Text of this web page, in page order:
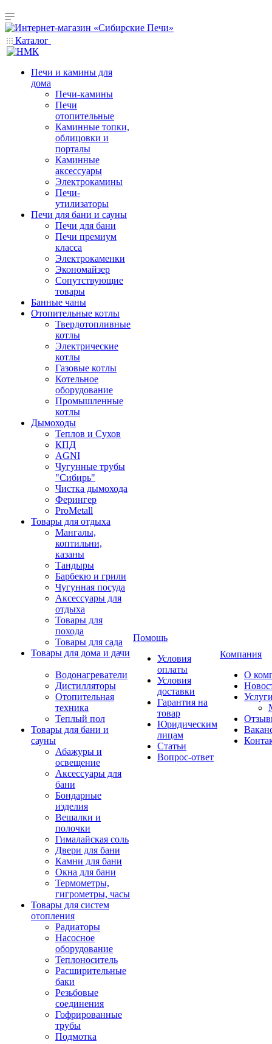
Каталог
Печи и камины для
дома
Печи-камины
Печи
отопительные
Каминные топки,
облицовки и
порталы
Каминные
аксессуары
Электрокамины
Печи-
утилизаторы
Печи для бани и сауны
Печи для бани
Печи премиум
класса
Электрокаменки
Экономайзер
Сопутствующие
товары
Банные чаны
Отопительные котлы
Твердотопливные
котлы
Электрические
котлы
Газовые котлы
Котельное
оборудование
Промышленные
котлы
Дымоходы
Теплов и Сухов
КПД
AGNI
Чугунные трубы
"Сибирь"
Чистка дымохода
Ферингер
ProMetall
Товары для отдыха
Мангалы,
коптильни,
казаны
Тандыры
Барбекю и грили
Чугунная посуда
Аксессуары для
отдыха
Товары для
похода
Товары для сада
Товары для дома и дачи
Водонагреватели
Дистилляторы
Отопительная
техника
Теплый пол
Товары для бани и
сауны
Абажуры и
освещение
Аксессуары для
бани
Бондарные
изделия
Вешалки и
полочки
Гималайская соль
Двери для бани
Камни для бани
Окна для бани
Термометры,
гигрометры, часы
Товары для систем
отопления
Радиаторы
Насосное
оборудование
Теплоноситель
Расширительные
баки
Резьбовые
соединения
Гофрированные
трубы
Подмотка
Помощь
Условия
оплаты
Условия
доставки
Гарантия на
товар
Юридическим
лицам
Статьи
Вопрос-ответ
Компания
О